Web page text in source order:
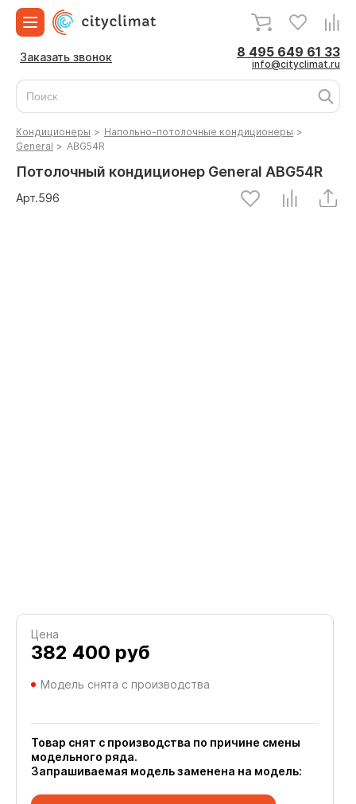
Заказать звонок 8 495 649 61 33
info@cityclimat.ru
Кондиционеры > Напольно-потолочные кондиционеры >
General > ABG54R
Потолочный кондиционер General ABG54R
Арт.596
Цена
382 400 руб
Модель снята с производства
Товар снят с производства по причине смены
модельного ряда.
Запрашиваемая модель заменена на модель: